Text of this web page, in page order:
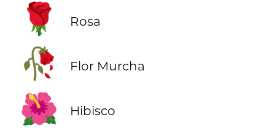
🌹 Rosa
🥀 Flor Murcha
🌺 Hibisco